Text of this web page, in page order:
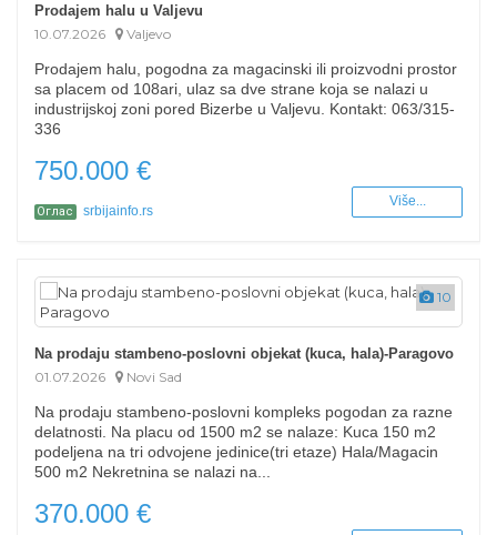
Prodajem halu u Valjevu
10.07.2026
Valjevo
Prodajem halu, pogodna za magacinski ili proizvodni prostor
sa placem od 108ari, ulaz sa dve strane koja se nalazi u
industrijskoj zoni pored Bizerbe u Valjevu. Kontakt: 063/315-
336
750.000 €
Оглас srbijainfo.rs
Više...
10
Na prodaju stambeno-poslovni objekat (kuca, hala)-Paragovo
01.07.2026
Novi Sad
Na prodaju stambeno-poslovni kompleks pogodan za razne
delatnosti. Na placu od 1500 m2 se nalaze: Kuca 150 m2
podeljena na tri odvojene jedinice(tri etaze) Hala/Magacin
500 m2 Nekretnina se nalazi na...
370.000 €